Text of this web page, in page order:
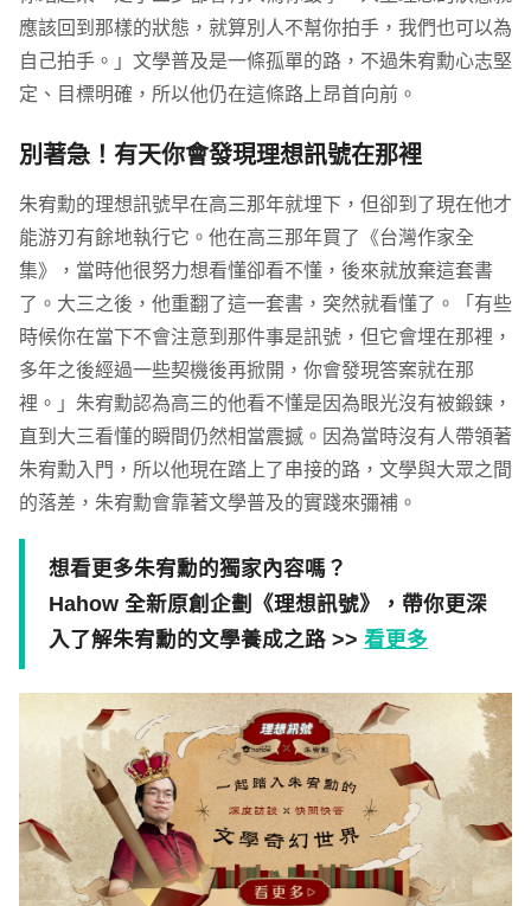
應該回到那樣的狀態，就算別人不幫你拍手，我們也可以為
自己拍手。」文學普及是一條孤單的路，不過朱宥勳心志堅
定、目標明確，所以他仍在這條路上昂首向前。
別著急！有天你會發現理想訊號在那裡
朱宥勳的理想訊號早在高三那年就埋下，但卻到了現在他才
能游刃有餘地執行它。他在高三那年買了《台灣作家全
集》，當時他很努力想看懂卻看不懂，後來就放棄這套書
了。大三之後，他重翻了這一套書，突然就看懂了。「有些
時候你在當下不會注意到那件事是訊號，但它會埋在那裡，
多年之後經過一些契機後再掀開，你會發現答案就在那
裡。」朱宥勳認為高三的他看不懂是因為眼光沒有被鍛鍊，
直到大三看懂的瞬間仍然相當震撼。因為當時沒有人帶領著
朱宥勳入門，所以他現在踏上了串接的路，文學與大眾之間
的落差，朱宥勳會靠著文學普及的實踐來彌補。
想看更多朱宥勳的獨家內容嗎？
Hahow 全新原創企劃《理想訊號》，帶你更深
入了解朱宥勳的文學養成之路 >> 看更多